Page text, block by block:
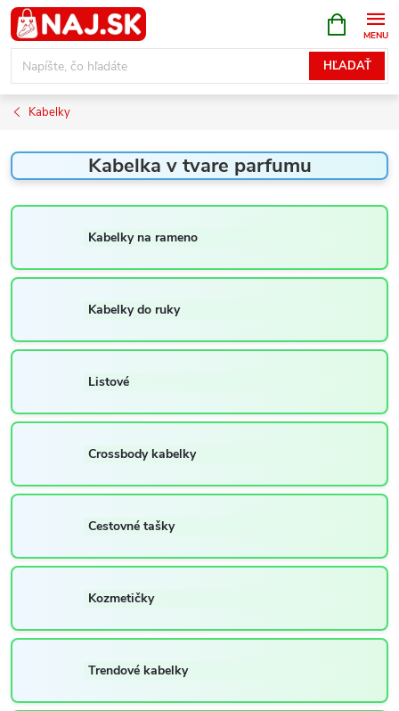
Prejsť
na
obsah
HĽADAŤ
KOŠÍK
Kabelky
Kabelka v tvare parfumu
Kabelky na rameno
Kabelky do ruky
Listové
Crossbody kabelky
Cestovné tašky
Kozmetičky
Trendové kabelky